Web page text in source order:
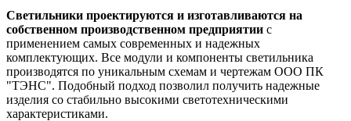
Светильники проектируются и изготавливаются на
собственном производственном предприятии с
применением самых современных и надежных
комплектующих. Все модули и компоненты светильника
производятся по уникальным схемам и чертежам ООО ПК
"ТЭНС". Подобный подход позволил получить надежные
изделия со стабильно высокими светотехническими
характеристиками.